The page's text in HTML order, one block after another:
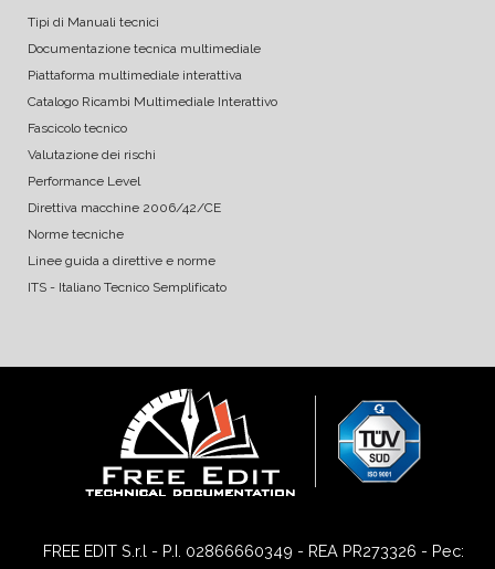
Tipi di Manuali tecnici
Documentazione tecnica multimediale
Piattaforma multimediale interattiva
Catalogo Ricambi Multimediale Interattivo
Fascicolo tecnico
Valutazione dei rischi
Performance Level
Direttiva macchine 2006/42/CE
Norme tecniche
Linee guida a direttive e norme
ITS - Italiano Tecnico Semplificato
FREE EDIT S.r.l - P.I. 02866660349 - REA PR273326 - Pec: